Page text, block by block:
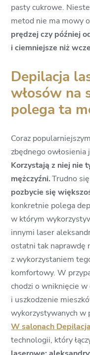
pasty cukrowe.
metod nie ma mowy
prędzej czy później
i ciemniejsze niż
Depilacja
włosów na
polega ta
Coraz
zbędnego
Korzystają z niej nie
mężczyźni. Trudno
pozbycie się
konkretnie polega
w którym
innymi laser
ostatni tak naprawdę
z wykorzystaniem
komfortowy. W
chodzi o wniknięcie w
i uszkodzenie
wykorzystywanych w
W salonach
technologii, który